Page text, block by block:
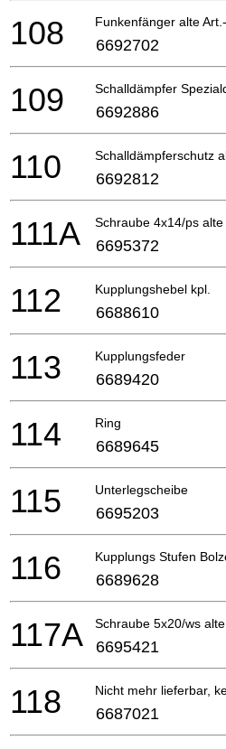
Funkenfänger alte
108 6692702
Schalldämpfer
109 6692886
Schalldämpferschutz
110 6692812
Schraube 4x14/ps
111A 6695372
Kupplungshebel kpl.
112 6688610
Kupplungsfeder
113 6689420
Ring
114 6689645
Unterlegscheibe
115 6695203
Kupplungs Stufen
116 6689628
Schraube 5x20/ws
117A 6695421
Nicht mehr lieferbar,
118 6687021